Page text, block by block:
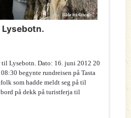
til Lysebotn. Dato: 16. juni 2012 20
begynte rundreisen på Tasta
som hadde meldt seg på til
på dekk på turistferja til